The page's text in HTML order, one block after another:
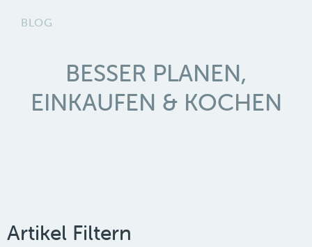
BLOG
BESSER PLANEN,
EINKAUFEN & KOCHEN
Artikel Filtern